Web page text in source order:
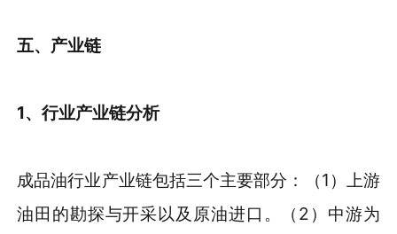
五、产业链
1、行业产业链分析
成品油行业产业链包括三个主要部分：（1）上游
油田的勘探与开采以及原油进口。（2）中游为